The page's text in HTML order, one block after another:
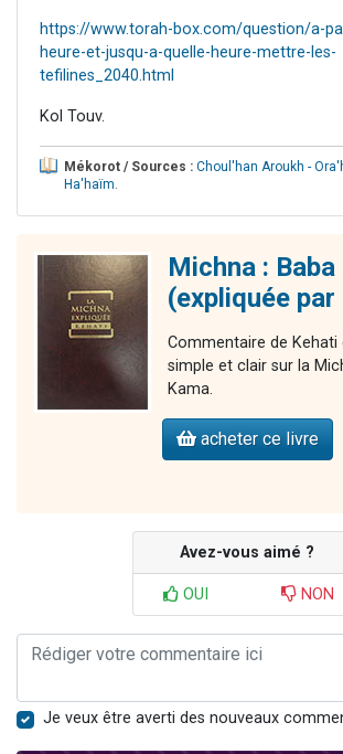
https://www.torah-box.com/question/a-
heure-et-jusqu-a-quelle-heure-mettre-les-
tefilines_2040.html
Kol Touv.
Mékorot / Sources : Choul'han Aroukh -
Ha'haïm.
Michna : Baba
(expliquée
Commentaire de Kehati
simple et clair sur la
Kama.
acheter ce livre
Avez-vous aimé ?
OUI NON
Je veux être averti des nouveaux